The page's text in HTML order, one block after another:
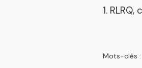
1.
Mots-clés :